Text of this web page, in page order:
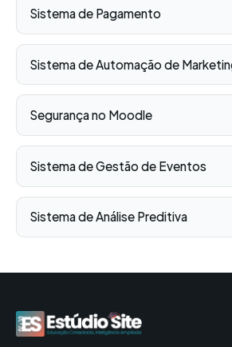
Sistema de Pagamento
Sistema de Automação de
Segurança no Moodle
Sistema de Gestão de Eventos
Sistema de Análise Preditiva